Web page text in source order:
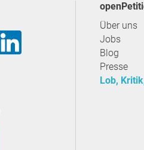
Über uns
Jobs
Blog
Presse
Lob,